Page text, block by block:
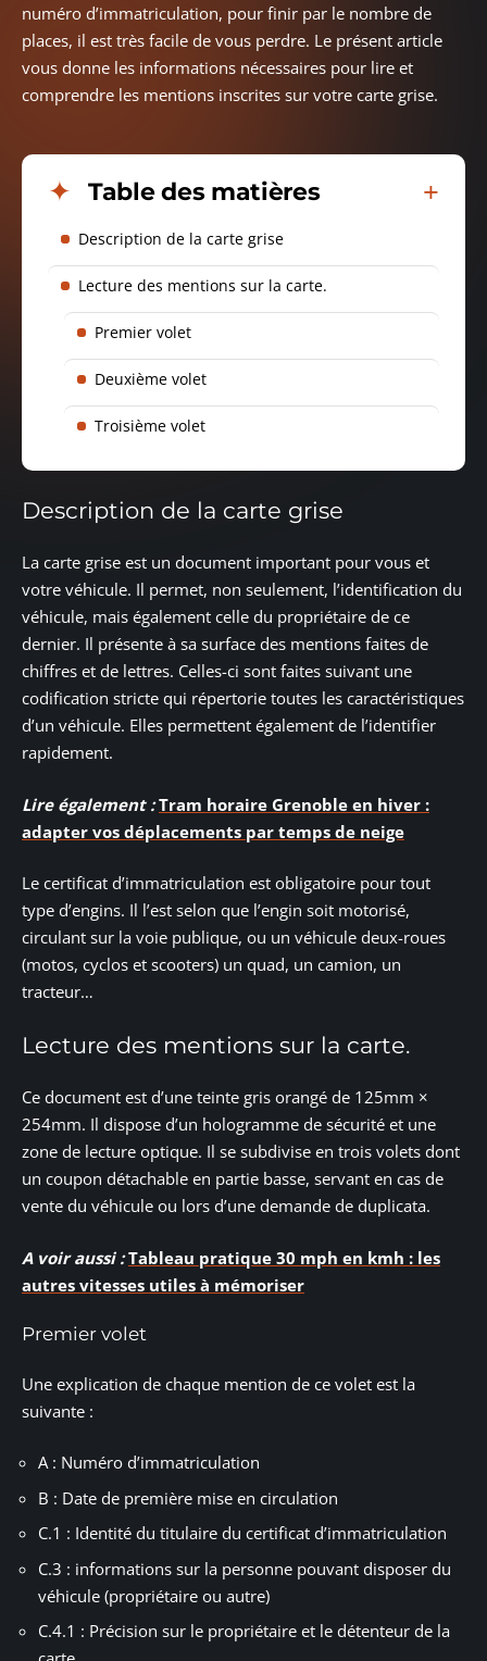
numéro d’immatriculation, pour finir par le nombre de
places, il est très facile de vous perdre. Le présent article
vous donne les informations nécessaires pour lire et
comprendre les mentions inscrites sur votre carte grise.
Table des matières
Description de la carte grise
Lecture des mentions sur la carte.
Premier volet
Deuxième volet
Troisième volet
Description de la carte grise
La carte grise est un document important pour vous et
votre véhicule. Il permet, non seulement, l’identification du
véhicule, mais également celle du propriétaire de ce
dernier. Il présente à sa surface des mentions faites de
chiffres et de lettres. Celles-ci sont faites suivant une
codification stricte qui répertorie toutes les caractéristiques
d’un véhicule. Elles permettent également de l’identifier
rapidement.
Lire également : Tram horaire Grenoble en hiver :
adapter vos déplacements par temps de neige
Le certificat d’immatriculation est obligatoire pour tout
type d’engins. Il l’est selon que l’engin soit motorisé,
circulant sur la voie publique, ou un véhicule deux-roues
(motos, cyclos et scooters) un quad, un camion, un
tracteur…
Lecture des mentions sur la carte.
Ce document est d’une teinte gris orangé de 125mm ×
254mm. Il dispose d’un hologramme de sécurité et une
zone de lecture optique. Il se subdivise en trois volets dont
un coupon détachable en partie basse, servant en cas de
vente du véhicule ou lors d’une demande de duplicata.
A voir aussi : Tableau pratique 30 mph en kmh : les
autres vitesses utiles à mémoriser
Premier volet
Une explication de chaque mention de ce volet est la
suivante :
A : Numéro d’immatriculation
B : Date de première mise en circulation
C.1 : Identité du titulaire du certificat d’immatriculation
C.3 : informations sur la personne pouvant disposer du
véhicule (propriétaire ou autre)
C.4.1 : Précision sur le propriétaire et le détenteur de la